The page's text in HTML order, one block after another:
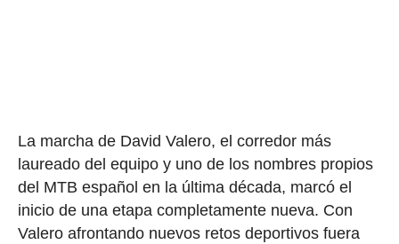
La marcha de David Valero, el corredor más
laureado del equipo y uno de los nombres propios
del MTB español en la última década, marcó el
inicio de una etapa completamente nueva. Con
Valero afrontando nuevos retos deportivos fuera